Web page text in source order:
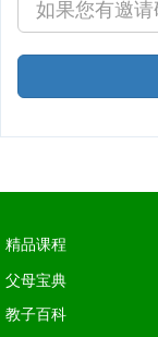
精品课程
父母宝典
教子百科